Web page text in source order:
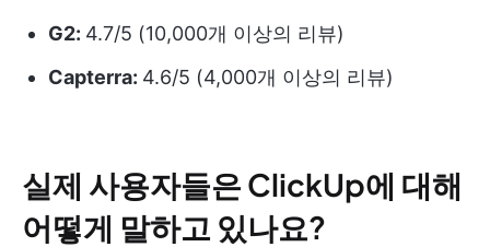
G2: 4.7/5 (10,000개 이상의 리뷰)
Capterra: 4.6/5 (4,000개 이상의 리뷰)
실제 사용자들은 ClickUp에 대해
어떻게 말하고 있나요?